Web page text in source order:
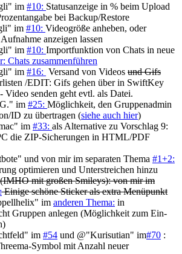
im #10: Statusanzeige in % beim Upload
bei Backup/Restore
im #10: Videogröße anheben, oder
anzeigen lassen
im #10: Importfunktion von Chats in neue
Chats zusammenführen
im #16: Versand von Videos und Gifs
/EDIT: Gifs gehen über in SwiftKey
Video senden geht evtl. als Datei.
im #25: Möglichkeit, den Gruppenadmin
ID zu übertragen (siehe auch hier)
im #33: als Alternative zu Vorschlag 9:
die ZIP-Sicherungen in HTML/PDF
und von mir im separaten Thema #1+2:
optimieren und Unterstreichen hinzu
mit großen Smileys):von mir im
Einige schöne Sticker als extra Menüpunkt
im anderen Thema: in
Gruppen anlegen (Möglichkeit zum Ein-
im #54 und @"Kurisutian" im#70 :
Symbol mit Anzahl neuer